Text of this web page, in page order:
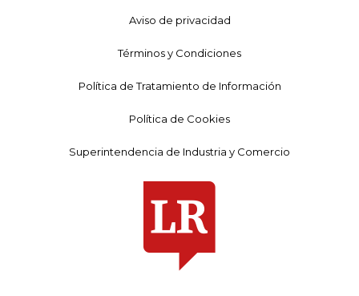
Aviso de privacidad
Términos y Condiciones
Política de Tratamiento de Información
Política de Cookies
Superintendencia de Industria y Comercio